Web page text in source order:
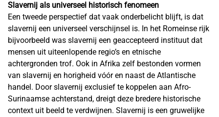
Slavernij als universeel historisch fenomeen
Een tweede perspectief dat vaak onderbelicht blijft, is dat
slavernij een universeel verschijnsel is. In het Romeinse rijk
bijvoorbeeld was slavernij een geaccepteerd instituut dat
mensen uit uiteenlopende regio’s en etnische
achtergronden trof. Ook in Afrika zelf bestonden vormen
van slavernij en horigheid vóór en naast de Atlantische
handel. Door slavernij exclusief te koppelen aan Afro-
Surinaamse achterstand, dreigt deze bredere historische
context uit beeld te verdwijnen. Slavernij is een gruwelijke